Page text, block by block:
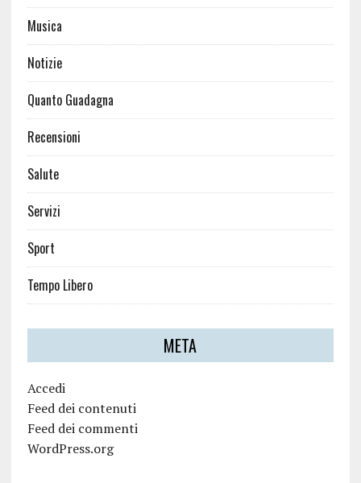
Musica
Notizie
Quanto Guadagna
Recensioni
Salute
Servizi
Sport
Tempo Libero
META
Accedi
Feed dei contenuti
Feed dei commenti
WordPress.org